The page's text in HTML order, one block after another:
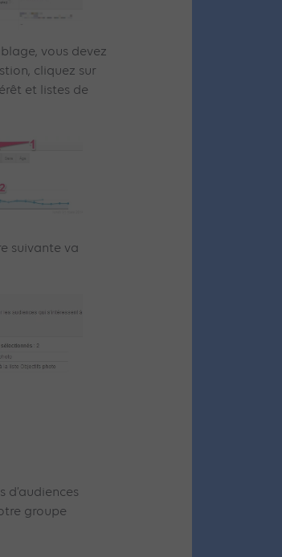
vous devez
cliquez sur
et listes de
suivante va
d’audiences
groupe